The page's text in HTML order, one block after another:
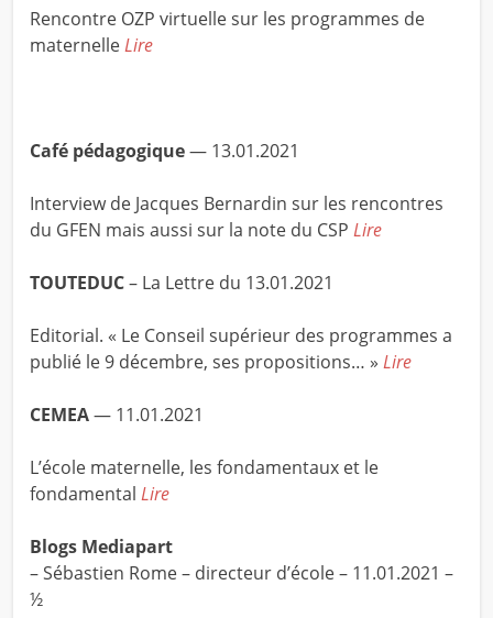
Rencontre OZP virtuelle sur les programmes de
maternelleLire
Café pédagogique— 13.01.2021
Interview de Jacques Bernardin sur les rencontres
du GFEN mais aussi sur la note du CSP Lire
TOUTEDUC– La Lettre du 13.01.2021
Editorial. « Le Conseil supérieur des programmes a
publié le 9 décembre, ses propositions… » Lire
CEMEA— 11.01.2021
L’école maternelle, les fondamentaux et le
fondamental Lire
Blogs Mediapart
– Sébastien Rome – directeur d’école – 11.01.2021 –
½